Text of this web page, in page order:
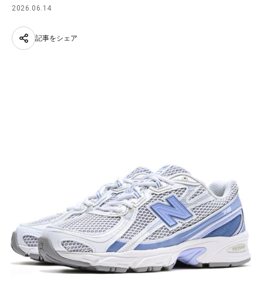
2026.06.14
記事をシェア